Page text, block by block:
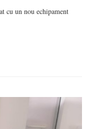
cu un nou echipament